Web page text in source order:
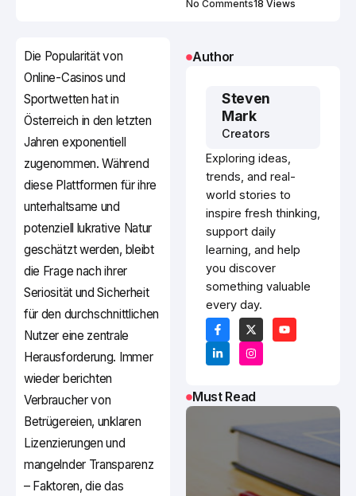
No Comments18 Views
Die Popularität von
Online-Casinos und
Sportwetten hat in
Österreich in den letzten
Jahren exponentiell
zugenommen. Während
diese Plattformen für ihre
unterhaltsame und
potenziell lukrative Natur
geschätzt werden, bleibt
die Frage nach ihrer
Seriosität und Sicherheit
für den durchschnittlichen
Nutzer eine zentrale
Herausforderung. Immer
wieder berichten
Verbraucher von
Betrügereien, unklaren
Lizenzierungen und
mangelnder Transparenz
– Faktoren, die das
Author
Steven
Mark
Creators
Exploring ideas,
trends, and real-
world stories to
inspire fresh thinking,
support daily
learning, and help
you discover
something valuable
every day.
Must Read